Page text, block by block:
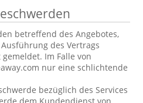
betreffend des Angebotes,
des Vertrags
Im Falle von
nur eine schlichtende
bezüglich des Services